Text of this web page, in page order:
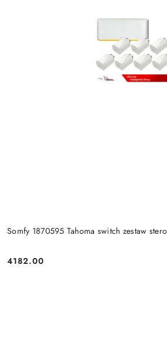
Somfy 1870595 Tahoma switch zestaw
Cena:
4182.00